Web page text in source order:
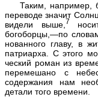
Таким, например,
переводе значит
видели выше, 7
богоборцы,—по
нованного главу, в
патриарха. С этого
ческий роман из
перемешано с
содержания нам
детали того времени.